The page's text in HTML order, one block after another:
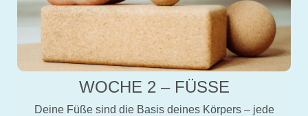
WOCHE 2 – FÜSSE
Deine Füße sind die Basis deines Körpers – jede